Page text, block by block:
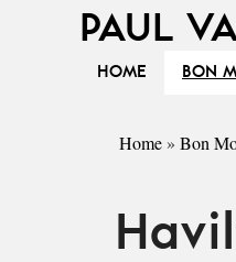
PAUL
HOME BON
Home » Bon